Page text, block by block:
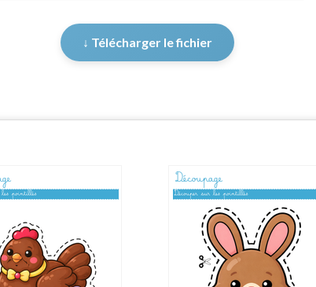
↓ Télécharger le fichier